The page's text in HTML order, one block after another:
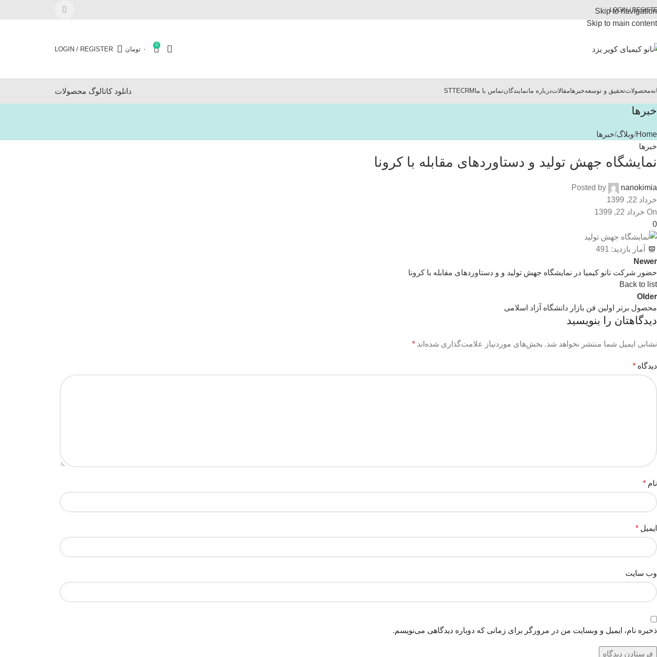
Skip to navigation
Skip to main content
LOGIN /
0
۰ تومان LOGIN / REGISTER
محصولاتتحقیق و توسعهخبرهامقالاتدرباره مانمایندگانتماس با ما CRM
STTE دانلود کاتالوگ محصولات
خبرها
Home وبلاگ خبرها
خبرها
نمایشگاه جهش تولید و دستاوردهای مقابله با کرونا
Posted by
nanokimia
خرداد 22, 1399
On خرداد 22, 1399
0
آمار بازدید: 491
Newer
حضور شرکت نانو کیمیا در نمایشگاه جهش تولید و و دستاوردهای مقابله با کرونا
Back to list
Older
محصول برتر اولین فن بازار دانشگاه آزاد اسلامی
دیدگاهتان را بنویسید
نشانی ایمیل شما منتشر نخواهد شد. بخش‌های موردنیاز علامت‌گذاری شده‌اند *
دیدگاه *
نام *
ایمیل *
وب‌ سایت
ذخیره نام، ایمیل و وبسایت من در مرورگر برای زمانی که دوباره دیدگاهی می‌نویسم.